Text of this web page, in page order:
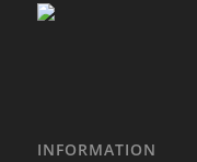
INFORMATION